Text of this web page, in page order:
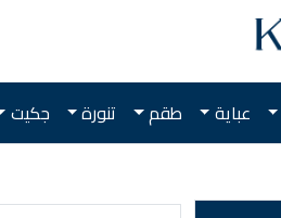
عباية طقم تنورة جكيت